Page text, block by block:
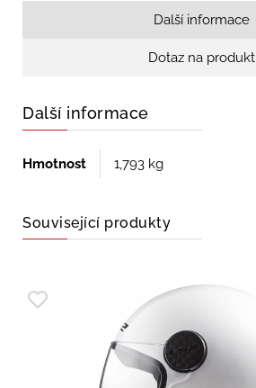
Další informace
Dotaz na produkt
Další informace
Hmotnost 1,793 kg
Související produkty